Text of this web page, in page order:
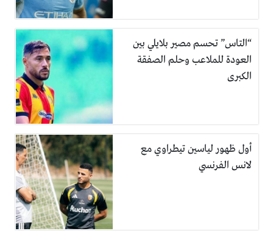
“التاس” تحسم مصير بلايلي بين
العودة للملاعب وحلم الصفقة
الكبرى
أول ظهور لياسين تيطراوي مع
لانس الفرنسي